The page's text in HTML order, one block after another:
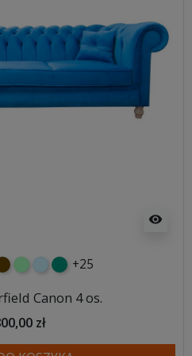
visibility
miętowybłękitny
turkusowy
+25
Canon 4 os.
zł